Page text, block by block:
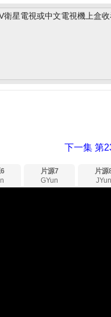
星電視或中文電視機上盒
下一集第
片源7
GYun
片源
JYun